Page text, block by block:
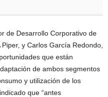
de Desarrollo Corporativo de
y Carlos García Redondo,
que están
de ambos segmentos
y utilización de los
que “antes